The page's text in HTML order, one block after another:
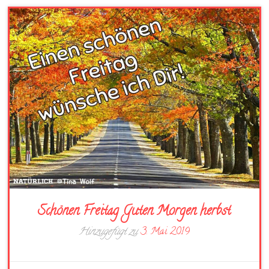
Schönen Freitag Guten Morgen herbst
Hinzugefügt zu3. Mai 2019